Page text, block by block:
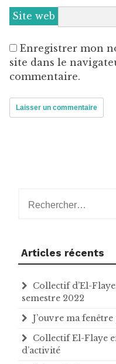
Site web
Enregistrer mon
site dans le
commentaire.
Articles récents
Collectif d’El-
semestre 2022
J’ouvre ma
Collectif El-Flaye
d’activité